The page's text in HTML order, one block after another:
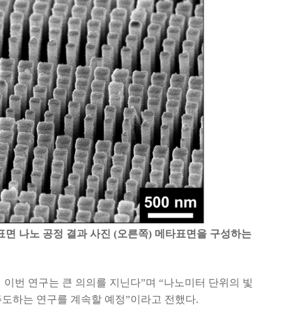
나노 공정 결과 사진 (오른쪽) 메타표면을 구성하는
번 연구는 큰 의의를 지닌다”며 “나노미터 단위의 빛
하는 연구를 계속할 예정”이라고 전했다.